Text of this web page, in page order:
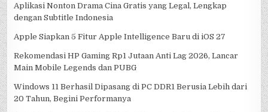
Aplikasi Nonton Drama Cina Gratis yang Legal, Lengkap
dengan Subtitle Indonesia
Apple Siapkan 5 Fitur Apple Intelligence Baru di iOS 27
Rekomendasi HP Gaming Rp1 Jutaan Anti Lag 2026, Lancar
Main Mobile Legends dan PUBG
Windows 11 Berhasil Dipasang di PC DDR1 Berusia Lebih dari
20 Tahun, Begini Performanya